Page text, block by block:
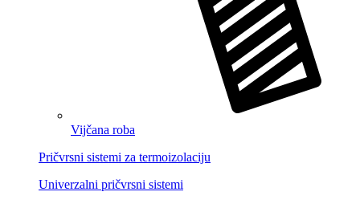
Vijčana roba
Pričvrsni sistemi za termoizolaciju
Univerzalni pričvrsni sistemi